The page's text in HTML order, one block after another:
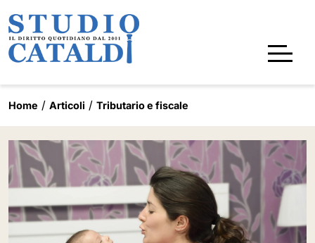
Home Articoli Tributario e fiscale